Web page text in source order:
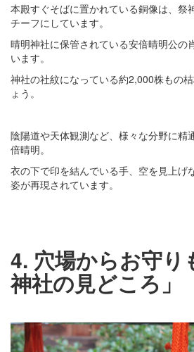
本殿すぐそばに置かれている銅像は、祭
チーフにしています。
晴明神社に保管されている安倍晴明公の
います。
神社の社紋になっている約2,000株もの
ょう。
陰陽道や天体観測など、様々な分野に精
倍晴明。
衣の下で印を結んでいる手、空を見上げ
姿が再現されています。
4. 穴場からお守り
神社の見どころ」